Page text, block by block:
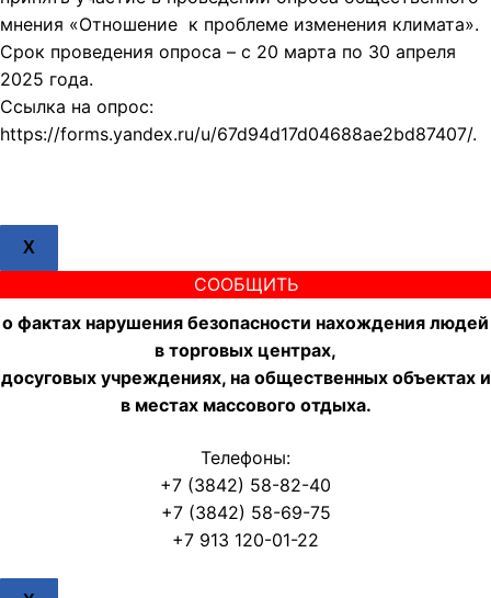
мнения «Отношение к проблеме изменения климата».
Срок проведения опроса – с 20 марта по 30 апреля
2025 года.
Ссылка на опрос:
https://forms.yandex.ru/u/67d94d17d04688ae2bd87407/.
X
СООБЩИТЬ
о фактах нарушения безопасности нахождения людей
в торговых центрах,
досуговых учреждениях, на общественных объектах и
в местах массового отдыха.
Телефоны:
+7 (3842) 58-82-40
+7 (3842) 58-69-75
+7 913 120-01-22